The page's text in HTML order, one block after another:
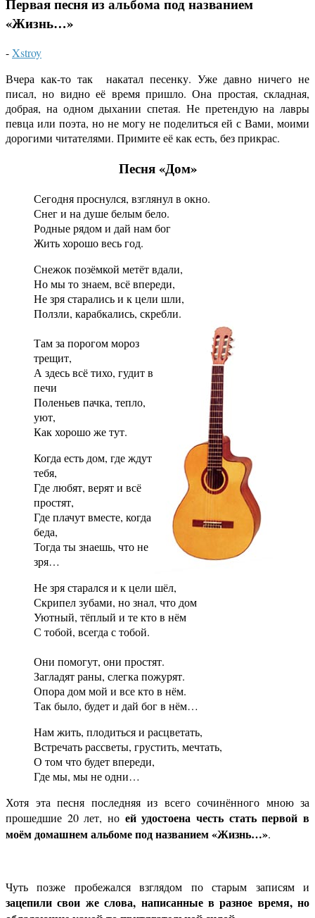
«Жизнь…»
-Xstroy
Вчера как-то так накатал песенку. Уже давно ничего не
писал, но видно её время пришло. Она простая, складная,
добрая, на одном дыхании спетая. Не претендую на лавры
певца или поэта, но не могу не поделиться ей с Вами, моими
дорогими читателями. Примите её как есть, без прикрас.
Песня «Дом»
Сегодня проснулся, взглянул в окно.
Снег и на душе белым бело.
Родные рядом и дай нам бог
Жить хорошо весь год.
Снежок позёмкой метёт вдали,
Но мы то знаем, всё впереди,
Не зря старались и к цели шли,
Ползли, карабкались, скребли.
Там за порогом мороз
трещит,
А здесь всё тихо, гудит в
печи
Поленьев пачка, тепло,
уют,
Как хорошо же тут.
Когда есть дом, где ждут
тебя,
Где любят, верят и всё
простят,
Где плачут вместе, когда
беда,
Тогда ты знаешь, что не
зря…
Не зря старался и к цели шёл,
Скрипел зубами, но знал, что дом
Уютный, тёплый и те кто в нём
С тобой, всегда с тобой.
Они помогут, они простят.
Загладят раны, слегка пожурят.
Опора дом мой и все кто в нём.
Так было, будет и дай бог в нём…
Нам жить, плодиться и расцветать,
Встречать рассветы, грустить, мечтать,
О том что будет впереди,
Где мы, мы не одни…
Хотя эта песня последняя из всего сочинённого мною за
прошедшие 20 лет, но ей удостоена честь стать первой в
моём домашнем альбоме под названием «Жизнь…».
Чуть позже пробежался взглядом по старым записям и
зацепили свои же слова, написанные в разное время, но